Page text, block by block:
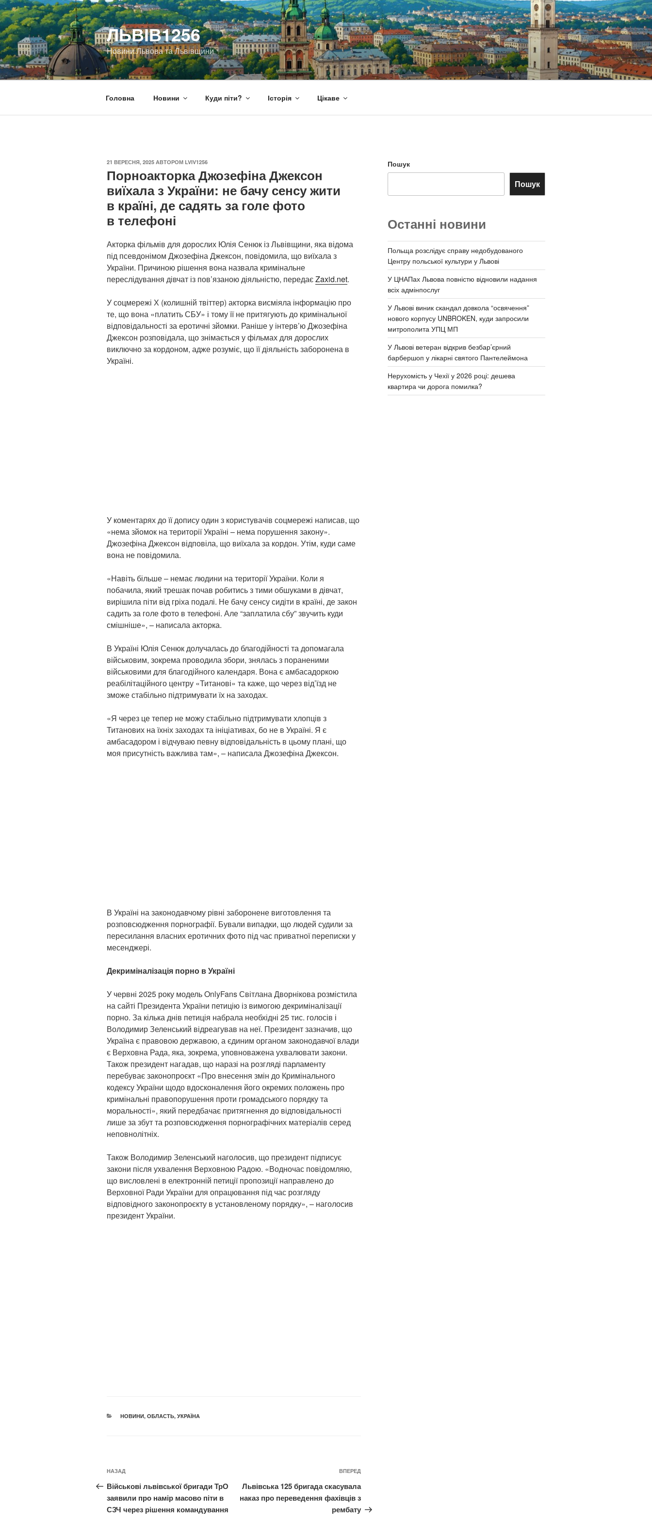
Перейти
до
вмісту
ЛЬВІВ1256
Новини Львова та Львівщини
Головна Новини Куди піти? Історія Цікаве
ОПУБЛІКОВАНО
21 ВЕРЕСНЯ, 2025 АВТОРОМ LVIV1256
Порноакторка Джозефіна Джексон
виїхала з України: не бачу сенсу жити
в країні, де садять за голе фото
в телефоні
Акторка фільмів для дорослих Юлія Сенюк із Львівщини, яка відома
під псевдонімом Джозефіна Джексон, повідомила, що виїхала з
України. Причиною рішення вона назвала кримінальне
переслідування дівчат із пов’язаною діяльністю, передаєZaxid.net.
У соцмережі Х (колишній твіттер) акторка висміяла інформацію про
те, що вона «платить СБУ» і тому її не притягують до кримінальної
відповідальності за еротичні зйомки. Раніше у інтерв’ю Джозефіна
Джексон розповідала, що знімається у фільмах для дорослих
виключно за кордоном, адже розуміє, що її діяльність заборонена в
Україні.
У коментарях до її допису один з користувачів соцмережі написав, що
«нема зйомок на території Україні – нема порушення закону».
Джозефіна Джексон відповіла, що виїхала за кордон. Утім, куди саме
вона не повідомила.
«Навіть більше – немає людини на території України. Коли я
побачила, який трешак почав робитись з тими обшуками в дівчат,
вирішила піти від гріха подалі. Не бачу сенсу сидіти в країні, де закон
садить за голе фото в телефоні. Але “заплатила сбу” звучить куди
смішніше», – написала акторка.
В Україні Юлія Сенюк долучалась до благодійності та допомагала
військовим, зокрема проводила збори, знялась з пораненими
військовими для благодійного календаря. Вона є амбасадоркою
реабілітаційного центру «Титанові» та каже, що через від’їзд не
зможе стабільно підтримувати їх на заходах.
«Я через це тепер не можу стабільно підтримувати хлопців з
Титанових на їхніх заходах та ініціативах, бо не в Україні. Я є
амбасадором і відчуваю певну відповідальність в цьому плані, що
моя присутність важлива там», – написала Джозефіна Джексон.
В Україні на законодавчому рівні заборонене виготовлення та
розповсюдження порнографії. Бували випадки, що людей судили за
пересилання власних еротичних фото під час приватної переписки у
месенджері.
Декриміналізація порно в Україні
У червні 2025 року модель OnlyFans Світлана Дворнікова розмістила
на сайті Президента України петицію із вимогою декриміналізації
порно. За кілька днів петиція набрала необхідні 25 тис. голосів і
Володимир Зеленський відреагував на неї. Президент зазначив, що
Україна є правовою державою, а єдиним органом законодавчої влади
є Верховна Рада, яка, зокрема, уповноважена ухвалювати закони.
Також президент нагадав, що наразі на розгляді парламенту
перебуває законопроєкт «Про внесення змін до Кримінального
кодексу України щодо вдосконалення його окремих положень про
кримінальні правопорушення проти громадського порядку та
моральності», який передбачає притягнення до відповідальності
лише за збут та розповсюдження порнографічних матеріалів серед
неповнолітніх.
Також Володимир Зеленський наголосив, що президент підписує
закони після ухвалення Верховною Радою. «Водночас повідомляю,
що висловлені в електронній петиції пропозиції направлено до
Верховної Ради України для опрацювання під час розгляду
відповідного законопроєкту в установленому порядку», – наголосив
президент України.
КАТЕГОРІЇ
НОВИНИ, ОБЛАСТЬ, УКРАЇНА
Навігація
записів
Попередній
запис:
НАЗАД
Військові львівської бригади ТрО
заявили про намір масово піти в
СЗЧ через рішення командування
Наступний
запис
ВПЕРЕД
Львівська 125 бригада скасувала
наказ про переведення фахівців з
рембату
Пошук
Пошук
Останні новини
Польща розслідує справу недобудованого
Центру польської культури у Львові
У ЦНАПах Львова повністю відновили надання
всіх адмінпослуг
У Львові виник скандал довкола “освячення”
нового корпусу UNBROKEN, куди запросили
митрополита УПЦ МП
У Львові ветеран відкрив безбар’єрний
барбершоп у лікарні святого Пантелеймона
Нерухомість у Чехії у 2026 році: дешева
квартира чи дорога помилка?